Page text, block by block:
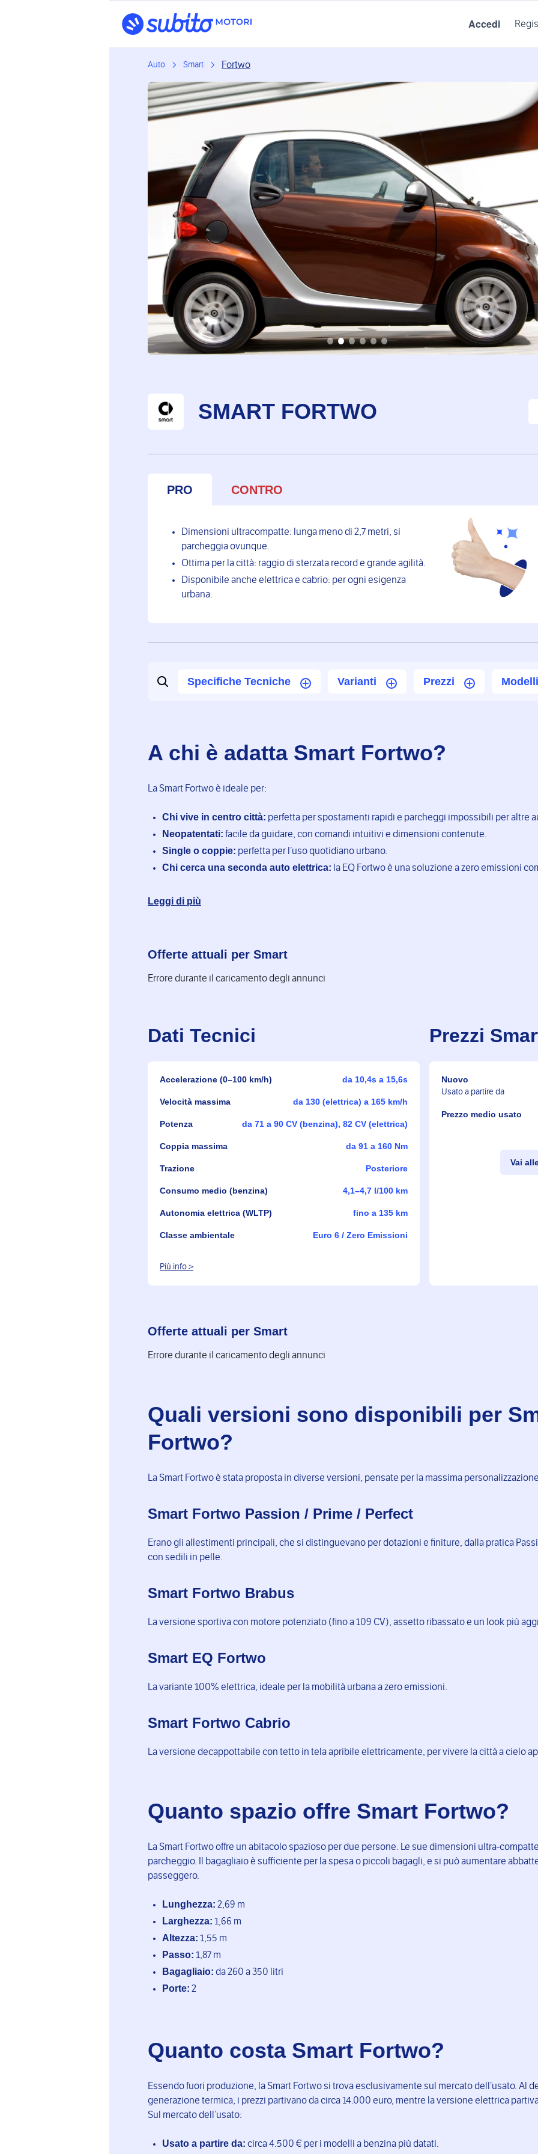
Accedi
Auto Smart Fortwo
SMART FORTWO
PRO CONTRO
Dimensioni ultracompatte: lunga meno di 2,7 metri, si
parcheggia ovunque.
Ottima per la città: raggio di sterzata record e grande agilità.
Disponibile anche elettrica e cabrio: per ogni esigenza
urbana.
Specifiche Tecniche Varianti Prezzi
A chi è adatta Smart Fortwo?
La Smart Fortwo è ideale per:
Chi vive in centro città: perfetta per spostamenti rapidi e parcheggi impossibili per altre
Neopatentati: facile da guidare, con comandi intuitivi e dimensioni contenute.
Single o coppie: perfetta per l’uso quotidiano urbano.
Chi cerca una seconda auto elettrica: la EQ Fortwo è una soluzione a zero emissioni
Leggi di più
Offerte attuali per Smart
Errore durante il caricamento degli annunci
Dati Tecnici
Accelerazione (0–100 km/h) da 10,4s a 15,6s
Velocità massima da 130 (elettrica) a 165 km/h
Potenza da 71 a 90 CV (benzina), 82 CV (elettrica)
Coppia massima da 91 a 160 Nm
Trazione Posteriore
Consumo medio (benzina) 4,1–4,7 l/100 km
Autonomia elettrica (WLTP) fino a 135 km
Classe ambientale Euro 6 / Zero Emissioni
Più info >
Prezzi
Nuovo
Usato a partire da
Prezzo medio usato
Vai
Offerte attuali per Smart
Errore durante il caricamento degli annunci
Quali versioni sono disponibili per
Fortwo?
La Smart Fortwo è stata proposta in diverse versioni, pensate per la massima
Smart Fortwo Passion / Prime / Perfect
Erano gli allestimenti principali, che si distinguevano per dotazioni e finiture, dalla pratica
con sedili in pelle.
Smart Fortwo Brabus
La versione sportiva con motore potenziato (fino a 109 CV), assetto ribassato e un look più
Smart EQ Fortwo
La variante 100% elettrica, ideale per la mobilità urbana a zero emissioni.
Smart Fortwo Cabrio
La versione decappottabile con tetto in tela apribile elettricamente, per vivere la città a cielo
Quanto spazio offre Smart Fortwo?
La Smart Fortwo offre un abitacolo spazioso per due persone. Le sue dimensioni ultra-
parcheggio. Il bagagliaio è sufficiente per la spesa o piccoli bagagli, e si può aumentare
passeggero.
Lunghezza: 2,69 m
Larghezza: 1,66 m
Altezza: 1,55 m
Passo: 1,87 m
Bagagliaio: da 260 a 350 litri
Porte: 2
Quanto costa Smart Fortwo?
Essendo fuori produzione, la Smart Fortwo si trova esclusivamente sul mercato dell’usato. Al
generazione termica, i prezzi partivano da circa 14.000 euro, mentre la versione elettrica
Sul mercato dell’usato:
Usato a partire da: circa 4.500 € per i modelli a benzina più datati.